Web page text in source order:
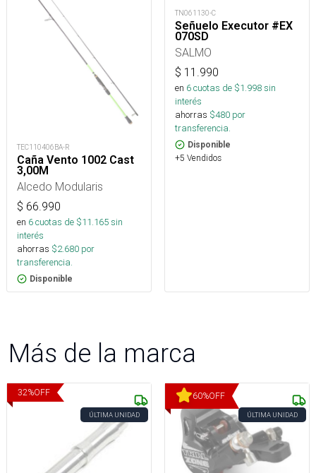
TEC110406BA-R
Caña Vento 1002 Cast
3,00M
Alcedo Modularis
$ 66.990
en 6cuotas de $11.165sin
interés
ahorras $2.680 por
transferencia.
Disponible
TN061130-C
Señuelo Executor #EX
070SD
SALMO
$ 11.990
en 6cuotas de $1.998sin
interés
ahorras $480 por
transferencia.
Disponible
+5 Vendidos
Más de la marca
32%OFF
ÚLTIMA UNIDAD
60%OFF
ÚLTIMA UNIDAD